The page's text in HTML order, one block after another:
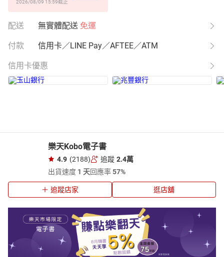
2026/08/09 15:59截止
配送 無實體配送 免運
付款 信用卡／LINE Pay／AFTEE／ATM
信用卡優惠
樂天Kobo電子書
4.9 (2188) 追蹤 2.4萬
出貨速度 1 天回應率57%
追蹤店家 逛店舖